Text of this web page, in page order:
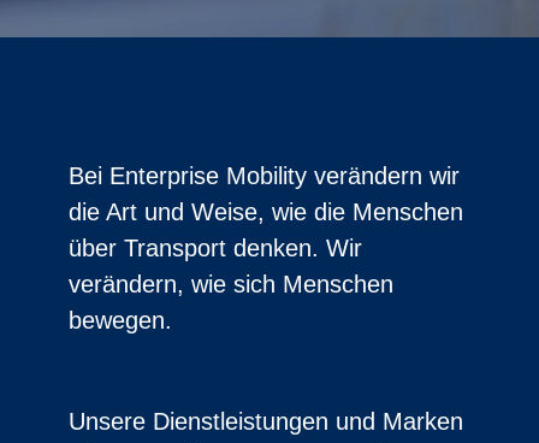
Bei Enterprise Mobility verändern wir
die Art und Weise, wie die Menschen
über Transport denken. Wir
verändern, wie sich Menschen
bewegen.
Unsere Dienstleistungen und Marken